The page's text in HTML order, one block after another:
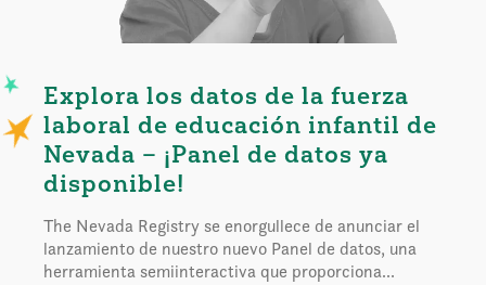
Explora los datos de la fuerza
laboral de educación infantil de
Nevada – ¡Panel de datos ya
disponible!
The Nevada Registry se enorgullece de anunciar el
lanzamiento de nuestro nuevo Panel de datos, una
herramienta semiinteractiva que proporciona...